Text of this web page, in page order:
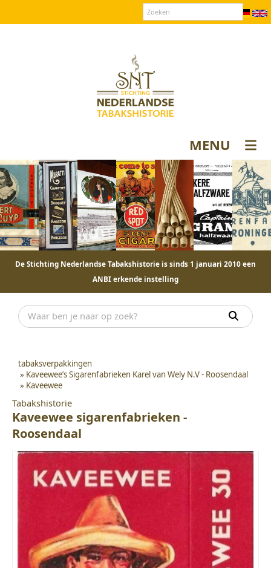
MENU
De Stichting Nederlandse Tabakshistorie is sinds 1 januari 2010 een
ANBI erkende instelling
tabaksverpakkingen
» Kaveewee’s Sigarenfabrieken Karel van Wely N.V - Roosendaal
» Kaveewee
Tabakshistorie
Kaveewee sigarenfabrieken -
Roosendaal